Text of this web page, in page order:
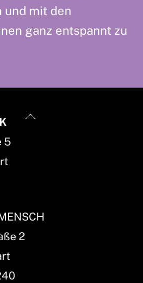
und mit den
ganz entspannt zu
Back
5
2